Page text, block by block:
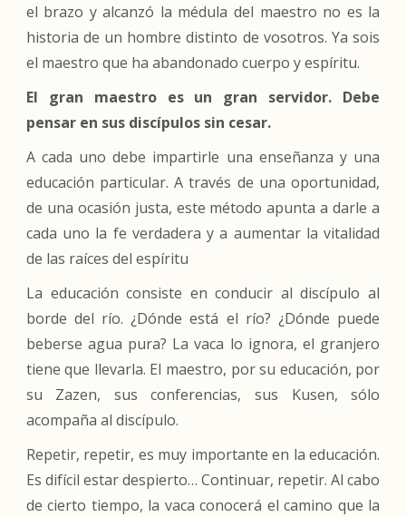
el brazo y alcanzó la médula del maestro no es la
historia de un hombre distinto de vosotros. Ya sois
el maestro que ha abandonado cuerpo y espíritu.
El gran maestro es un gran servidor. Debe
pensar en sus discípulos sin cesar.
A cada uno debe impartirle una enseñanza y una
educación particular. A través de una oportunidad,
de una ocasión justa, este método apunta a darle a
cada uno la fe verdadera y a aumentar la vitalidad
de las raíces del espíritu
La educación consiste en conducir al discípulo al
borde del río. ¿Dónde está el río? ¿Dónde puede
beberse agua pura? La vaca lo ignora, el granjero
tiene que llevarla. El maestro, por su educación, por
su Zazen, sus conferencias, sus Kusen, sólo
acompaña al discípulo.
Repetir, repetir, es muy importante en la educación.
Es difícil estar despierto… Continuar, repetir. Al cabo
de cierto tiempo, la vaca conocerá el camino que la